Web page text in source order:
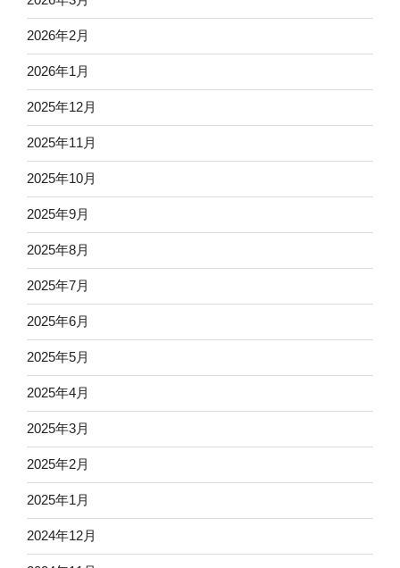
2026年2月
2026年1月
2025年12月
2025年11月
2025年10月
2025年9月
2025年8月
2025年7月
2025年6月
2025年5月
2025年4月
2025年3月
2025年2月
2025年1月
2024年12月